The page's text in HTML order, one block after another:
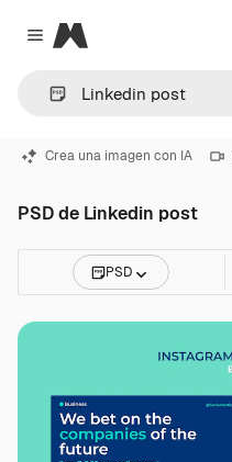
Close menu
Magnific
Crea una imagen con IA
PSD de Linkedin post
PSD